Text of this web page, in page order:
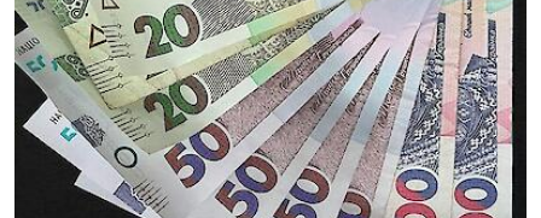
Ірина Де Люсто